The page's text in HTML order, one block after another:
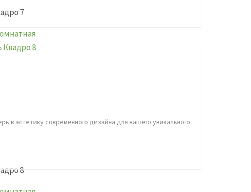
7
8
эстетику современного дизайна для вашего уникального